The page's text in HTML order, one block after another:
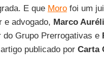
E que Morofoi um
e advogado, Marco
do Grupo Prerrogativas e
publicado por Carta